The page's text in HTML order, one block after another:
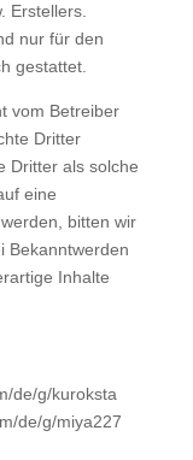
Erstellers.
nur für den
gestattet.
vom Betreiber
Dritter
Dritter als solche
eine
bitten wir
Bekanntwerden
Inhalte
de/g/kuroksta
de/g/miya227